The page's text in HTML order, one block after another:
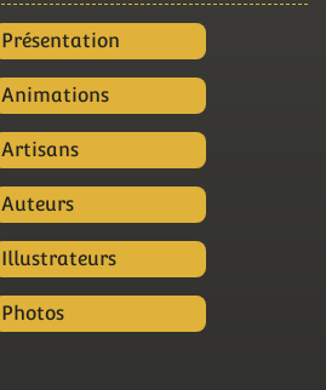
Présentation
Animations
Artisans
Auteurs
Illustrateurs
Photos